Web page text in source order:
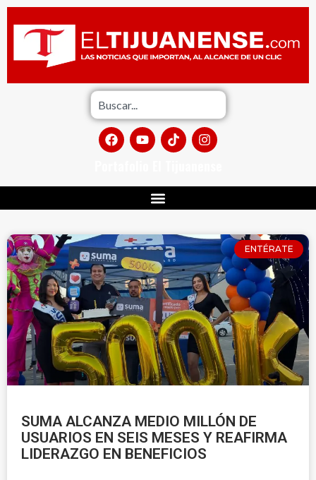
ENTÉRATE
SUMA ALCANZA MEDIO MILLÓN DE
USUARIOS EN SEIS MESES Y REAFIRMA
LIDERAZGO EN BENEFICIOS